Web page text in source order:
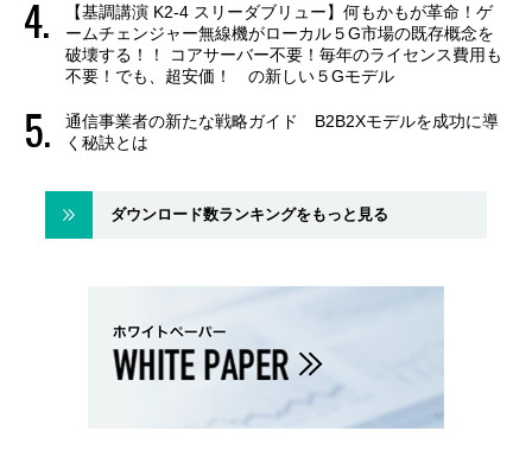
【基調講演 K2-4 スリーダブリュー】何もかもが革命！ゲ
ームチェンジャー無線機がローカル５G市場の既存概念を
破壊する！！ コアサーバー不要！毎年のライセンス費用も
不要！でも、超安価！ の新しい５Gモデル
通信事業者の新たな戦略ガイド B2B2Xモデルを成功に導
く秘訣とは
ダウンロード数ランキングをもっと見る